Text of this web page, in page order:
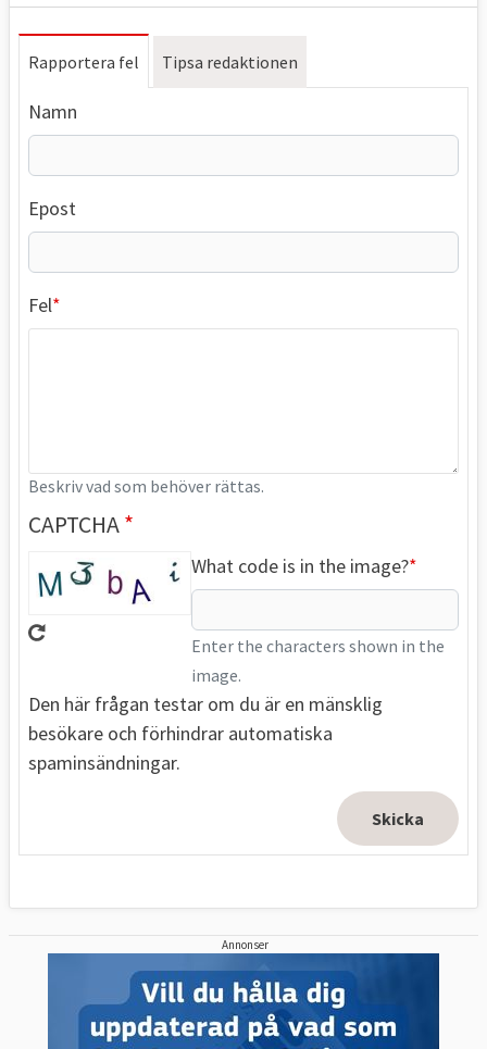
Rapportera fel Tipsa redaktionen
Namn
Epost
Fel
Beskriv vad som behöver rättas.
CAPTCHA
What code is in the image?
Enter the characters shown in the
image.
Den här frågan testar om du är en mänsklig
besökare och förhindrar automatiska
spaminsändningar.
Annonser